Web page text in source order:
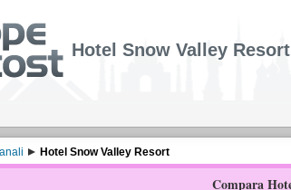
Hotel Snow Valley Resort
Hotel Snow Valley Resort
Compara